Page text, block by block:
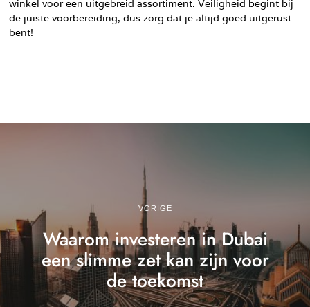
winkel voor een uitgebreid assortiment. Veiligheid begint bij
de juiste voorbereiding, dus zorg dat je altijd goed uitgerust
bent!
VORIGE
Waarom investeren in Dubai
een slimme zet kan zijn voor
de toekomst